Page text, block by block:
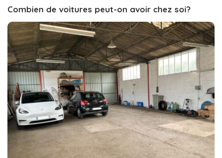
Combien de voitures peut-on avoir chez soi?